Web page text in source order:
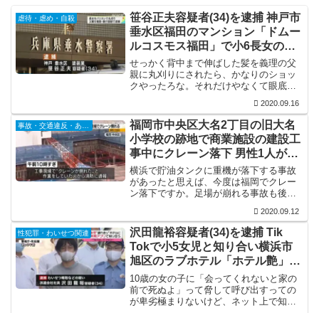
虐待・虐め・自殺
笹谷正夫容疑者(34)を逮捕 神戸市
垂水区福田のマンション「ドムー
ルコスモス福田」で小6長女の頭
をバリカンで丸刈り
せっかく背中まで伸ばした髪を義理の父
親に丸刈りにされたら、かなりのショッ
クやったろな。それだけやなくて眼底骨
こういう男と再婚するんか、ほんま理解
に苦しむ。
2020.09.16
福岡市中央区大名2丁目の旧大名
小学校の跡地で商業施設の建設工
事中にクレーン落下 男性1人が意
識不明
横浜で貯油タンクに重機が落下する事故
があったと思えば、今度は福岡でクレー
ン落下ですか。足場が崩れる事故も後を
なってるんやろね。高齢化が進んで伝承
されてないってな話もあるけど、建築現
場での事故は日本の衰退の...
2020.09.12
性犯罪・わいせつ関連
沢田龍裕容疑者(34)を逮捕 Tik
Tokで小5女児と知り合い横浜市
旭区のラブホテル「ホテル艶」で
わいせつ行為
10歳の女の子に「会ってくれないと家の
前で死ぬよ」って脅して呼び出すっての
が卑劣極まりないけど、ネット上で知り